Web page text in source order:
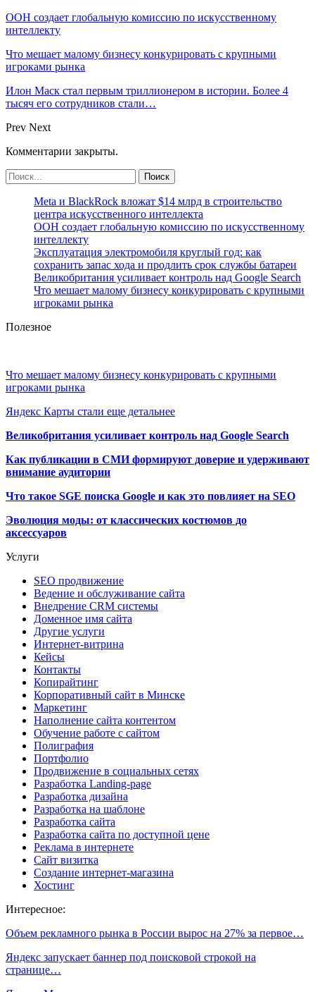
ООН создает глобальную комиссию по искусственному
интеллекту
Что мешает малому бизнесу конкурировать с крупными
игроками рынка
Илон Маск стал первым триллионером в истории. Более 4
тысяч его сотрудников стали…
Prev Next
Комментарии закрыты.
Meta и BlackRock вложат $14 млрд в строительство
центра искусственного интеллекта
ООН создает глобальную комиссию по искусственному
интеллекту
Эксплуатация электромобиля круглый год: как
сохранить запас хода и продлить срок службы батареи
Великобритания усиливает контроль над Google Search
Что мешает малому бизнесу конкурировать с крупными
игроками рынка
Полезное
Что мешает малому бизнесу конкурировать с крупными
игроками рынка
Яндекс Карты стали еще детальнее
Великобритания усиливает контроль над Google Search
Как публикации в СМИ формируют доверие и удерживают
внимание аудитории
Что такое SGE поиска Google и как это повлияет на SEO
Эволюция моды: от классических костюмов до
аксессуаров
Услуги
SEO продвижение
Ведение и обслуживание сайта
Внедрение CRM системы
Доменное имя сайта
Другие услуги
Интернет-витрина
Кейсы
Контакты
Копирайтинг
Корпоративный сайт в Минске
Маркетинг
Наполнение сайта контентом
Обучение работе с сайтом
Полиграфия
Портфолио
Продвижение в социальных сетях
Разработка Landing-page
Разработка дизайна
Разработка на шаблоне
Разработка сайта
Разработка сайта по доступной цене
Реклама в интернете
Сайт визитка
Создание интернет-магазина
Хостинг
Интересное:
Объем рекламного рынка в России вырос на 27% за первое…
Яндекс запускает баннер под поисковой строкой на
странице…